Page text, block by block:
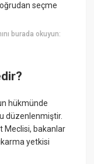
seçme
burada okuyun:
hükmünde
düzenlenmiştir.
Meclisi, bakanlar
yetkisi